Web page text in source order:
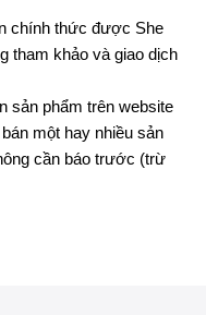
chính thức được She
tham khảo và giao dịch
sản phẩm trên website
một hay nhiều sản
cần báo trước (trừ